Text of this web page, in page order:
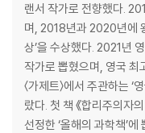
ating tour of Bayes'
om medical testing to
s how a single
ences.
랜서 작가로 전향했다.
며, 2018년과 2020년에
상’을 수상했다. 2021년
작가로 뽑혔으며, 영국 최
〈가제트〉에서 주관하는
랐다. 첫 책 《합리주의자
선정한 ‘올해의 과학책’에